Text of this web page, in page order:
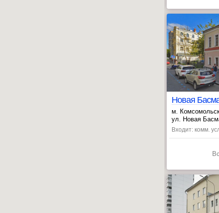
м.
, Красные
,
ул. Новая
Входит: комм.